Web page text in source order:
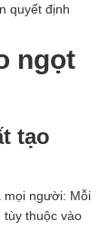
quyết định
ngọt
tạo
mọi người: Mỗi
tùy thuộc vào